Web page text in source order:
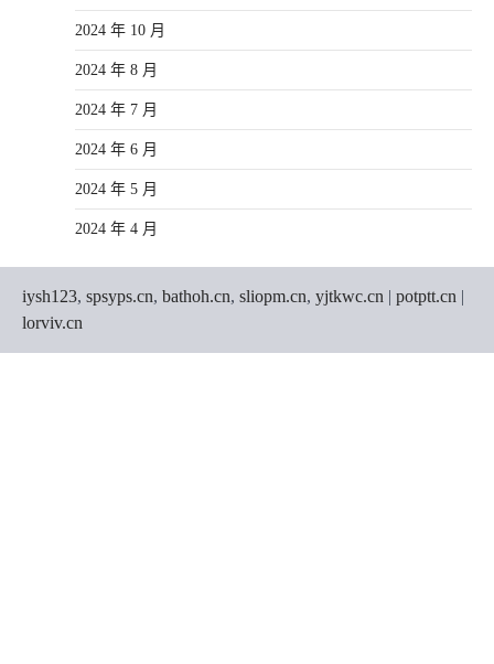
2024 年 10 月
2024 年 8 月
2024 年 7 月
2024 年 6 月
2024 年 5 月
2024 年 4 月
iysh123, spsyps.cn, bathoh.cn, sliopm.cn, yjtkwc.cn | potptt.cn |
lorviv.cn